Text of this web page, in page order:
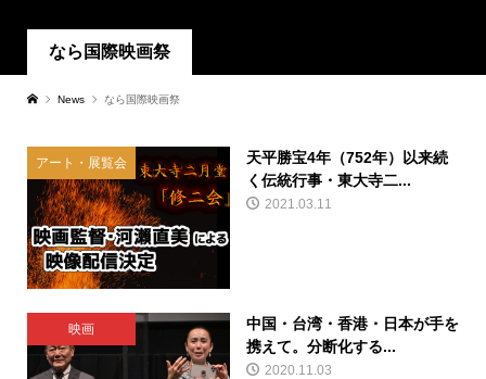
なら国際映画祭
News なら国際映画祭
アート・展覧会
天平勝宝4年（752年）以来続
く伝統行事・東大寺二...
2021.03.11
映画
中国・台湾・香港・日本が手を
携えて。分断化する...
2020.11.03